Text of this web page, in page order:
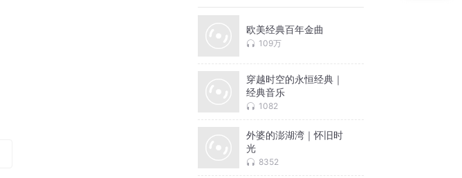
欧美经典百年金曲
109万
穿越时空的永恒经典｜
经典音乐
1082
外婆的澎湖湾｜怀旧时
光
8352